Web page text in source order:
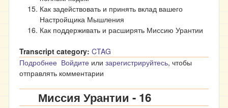
Как задействовать и принять вклад вашего
Настройщика Мышления
Как поддерживать и расширять Миссию Урантии
Transcript category: CTAG
Подробнее о Миссия Урантии - 14
Войдите или зарегистрируйтесь, чтобы
отправлять комментарии
Миссия Урантии - 16